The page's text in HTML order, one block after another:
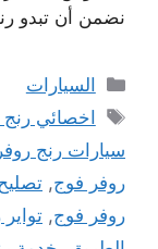
نضمن أن تبدو
التصنيفات
السيارات
الوسوم
اخصائي
سيارات رنج
روفر فوج,
روفر فوج,